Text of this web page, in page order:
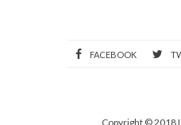
FACEBOOK
Copyright © 2018